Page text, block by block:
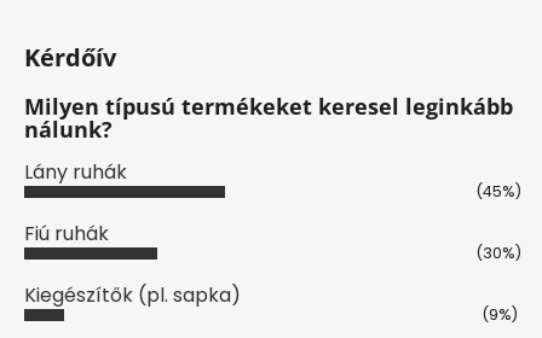
Kérdőív
Milyen típusú termékeket keresel leginkább
nálunk?
Lány ruhák
(45%)
Fiú ruhák
(30%)
Kiegészítők (pl. sapka)
(9%)